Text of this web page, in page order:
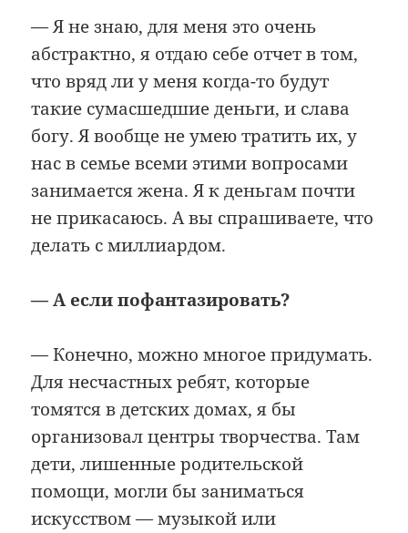
— Я не знаю, для меня это очень
абстрактно, я отдаю себе отчет в том,
что вряд ли у меня когда-то будут
такие сумасшедшие деньги, и слава
богу. Я вообще не умею тратить их, у
нас в семье всеми этими вопросами
занимается жена. Я к деньгам почти
не прикасаюсь. А вы спрашиваете, что
делать с миллиардом.
— А если пофантазировать?
— Конечно, можно многое придумать.
Для несчастных ребят, которые
томятся в детских домах, я бы
организовал центры творчества. Там
дети, лишенные родительской
помощи, могли бы заниматься
искусством — музыкой или